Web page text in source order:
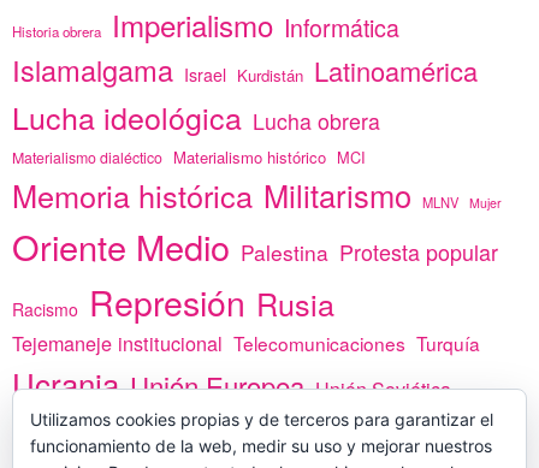
Historia obrera Imperialismo Informática
Islamalgama Israel Kurdistán Latinoamérica
Lucha ideológica Lucha obrera
Materialismo dialéctico Materialismo histórico MCI
Memoria histórica Militarismo MLNV Mujer
Oriente Medio Palestina Protesta popular
Racismo Represión Rusia
Tejemaneje institucional Telecomunicaciones Turquía
Ucrania Unión Europea Unión Soviética
vacunas Yemen África
Utilizamos cookies propias y de terceros para garantizar el
funcionamiento de la web, medir su uso y mejorar nuestros